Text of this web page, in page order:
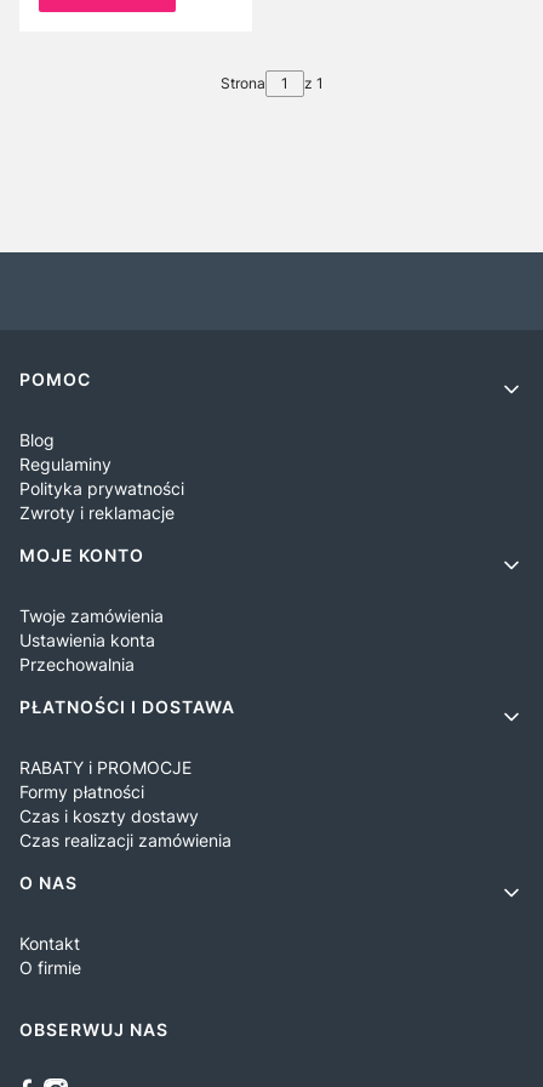
balony gwiazdki,
Strona z 1
Linki w stopce
POMOC
Blog
Regulaminy
Polityka prywatności
Zwroty i reklamacje
MOJE KONTO
Twoje zamówienia
Ustawienia konta
Przechowalnia
PŁATNOŚCI I DOSTAWA
RABATY i PROMOCJE
Formy płatności
Czas i koszty dostawy
Czas realizacji zamówienia
O NAS
Kontakt
O firmie
OBSERWUJ NAS